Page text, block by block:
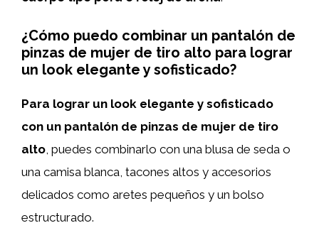
¿Cómo puedo combinar un pantalón de
pinzas de mujer de tiro alto para lograr
un look elegante y sofisticado?
Para lograr un look elegante y sofisticado
con un pantalón de pinzas de mujer de tiro
alto , puedes combinarlo con una blusa de seda o
una camisa blanca, tacones altos y accesorios
delicados como aretes pequeños y un bolso
estructurado.